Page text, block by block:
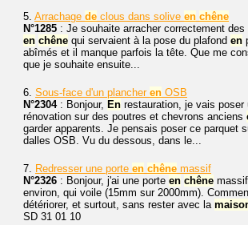
5. Arrachage de clous dans solive en chêne
N°1285 : Je souhaite arracher correctement
en chêne qui servaient à la pose du plafond en
abîmés et il manque parfois la tête. Que me
que je souhaite ensuite...
6. Sous-face d'un plancher en OSB
N°2304: Bonjour, En restauration, je vais poser
rénovation sur des poutres et chevrons anciens
garder apparents. Je pensais poser ce parquet
dalles OSB. Vu du dessous, dans le...
7. Redresser une porte en chêne massif
N°2326 : Bonjour, j'ai une porte en chêne
environ, qui voile (15mm sur 2000mm).
détériorer, et surtout, sans rester avec la
SD 31 01 10